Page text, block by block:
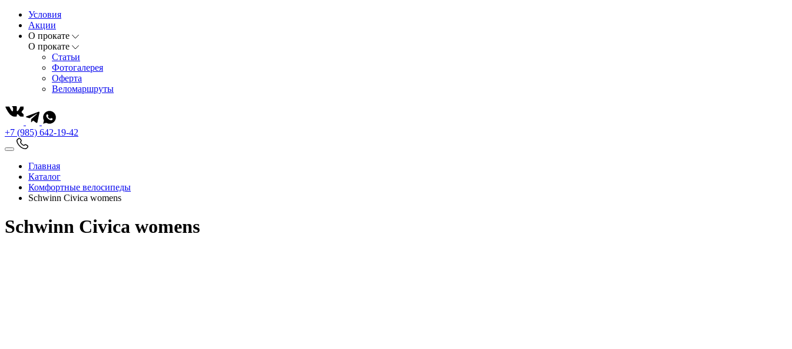
Условия
Акции
О прокате
О прокате
Статьи
Фотогалерея
Оферта
Веломаршруты
+7 (985) 642-19-42
Главная
Каталог
Комфортные велосипеды
Schwinn Civica womens
Schwinn Civica womens